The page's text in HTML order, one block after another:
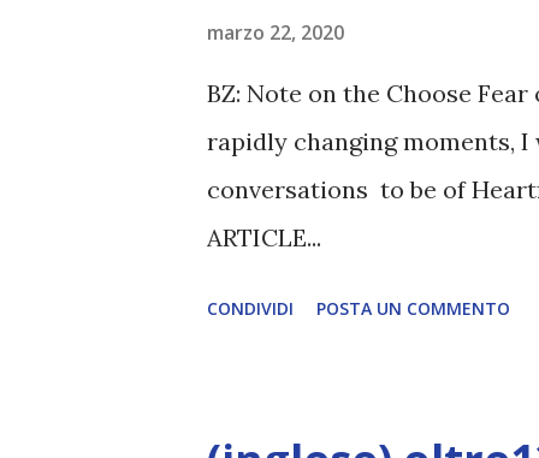
marzo 22, 2020
BZ: Note on the Choose
rapidly changing moments, I
conversations to be of
ARTICLE...
CONDIVIDI POSTA UN COMMENTO